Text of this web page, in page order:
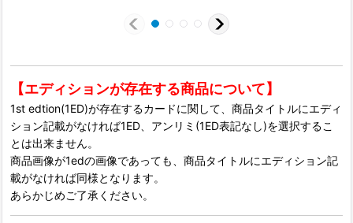
【エディションが存在する商品について】
1st edtion(1ED)が存在するカードに関して、商品タイトルにエディ
ション記載がなければ1ED、アンリミ(1ED表記なし)を選択するこ
とは出来ません。
商品画像が1edの画像であっても、商品タイトルにエディション記
載がなければ同様となります。
あらかじめご了承ください。